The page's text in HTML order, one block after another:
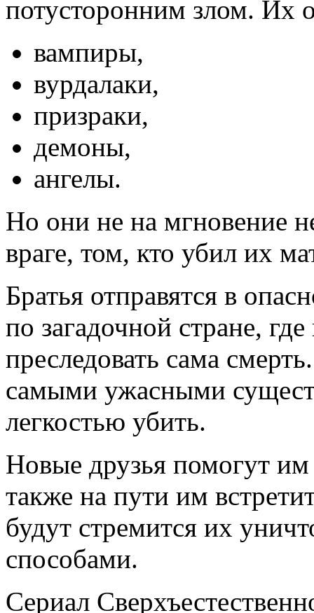
потусторонним злом. Их
вампиры,
вурдалаки,
призраки,
демоны,
ангелы.
Но они не на мгновение
враге, том, кто убил их
Братья отправятся в
по загадочной стране,
преследовать сама
самыми ужасными
легкостью убить.
Новые друзья помогут
также на пути им
будут стремится их
способами.
Сериал